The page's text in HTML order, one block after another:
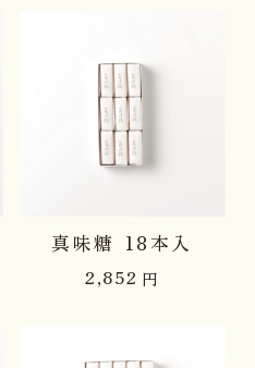
真味糖 18本入
2,852 円